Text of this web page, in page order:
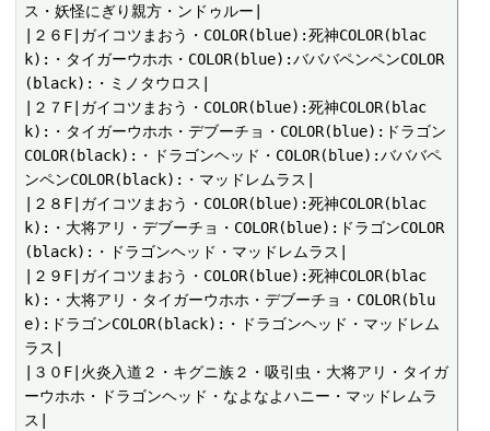
ス・妖怪にぎり親方・ンドゥルー|
|２６F|ガイコツまおう・COLOR(blue):死神COLOR(blac
k):・タイガーウホホ・COLOR(blue):バババペンペンCOLOR
(black):・ミノタウロス|
|２７F|ガイコツまおう・COLOR(blue):死神COLOR(blac
k):・タイガーウホホ・デブーチョ・COLOR(blue):ドラゴン
COLOR(black):・ドラゴンヘッド・COLOR(blue):バババペ
ンペンCOLOR(black):・マッドレムラス|
|２８F|ガイコツまおう・COLOR(blue):死神COLOR(blac
k):・大将アリ・デブーチョ・COLOR(blue):ドラゴンCOLOR
(black):・ドラゴンヘッド・マッドレムラス|
|２９F|ガイコツまおう・COLOR(blue):死神COLOR(blac
k):・大将アリ・タイガーウホホ・デブーチョ・COLOR(blu
e):ドラゴンCOLOR(black):・ドラゴンヘッド・マッドレム
ラス|
|３０F|火炎入道２・キグニ族２・吸引虫・大将アリ・タイガ
ーウホホ・ドラゴンヘッド・なよなよハニー・マッドレムラ
ス|